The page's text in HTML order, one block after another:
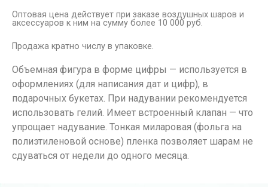
Оптовая цена действует при заказе воздушных шаров и
аксессуаров к ним на сумму более 10 000 руб.
Продажа кратно числу в упаковке.
Объемная фигура в форме цифры — используется в
оформлениях (для написания дат и цифр), в
подарочных букетах. При надувании рекомендуется
использовать гелий. Имеет встроенный клапан — что
упрощает надувание. Тонкая миларовая (фольга на
полиэтиленовой основе) пленка позволяет шарам не
сдуваться от недели до одного месяца.